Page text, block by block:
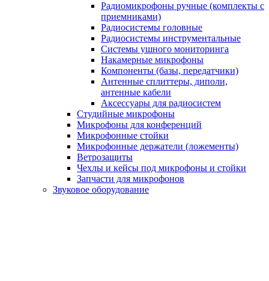
Радиомикрофоны ручные (комплекты с
приемниками)
Радиосистемы головные
Радиосистемы инструментальные
Системы ушного мониторинга
Накамерные микрофоны
Компоненты (базы, передатчики)
Антенные сплиттеры, диполи,
антенные кабели
Аксесcуары для радиосистем
Студийные микрофоны
Микрофоны для конференций
Микрофонные стойки
Микрофонные держатели (ложементы)
Ветрозащиты
Чехлы и кейсы под микрофоны и стойки
Запчасти для микрофонов
Звуковое оборудование